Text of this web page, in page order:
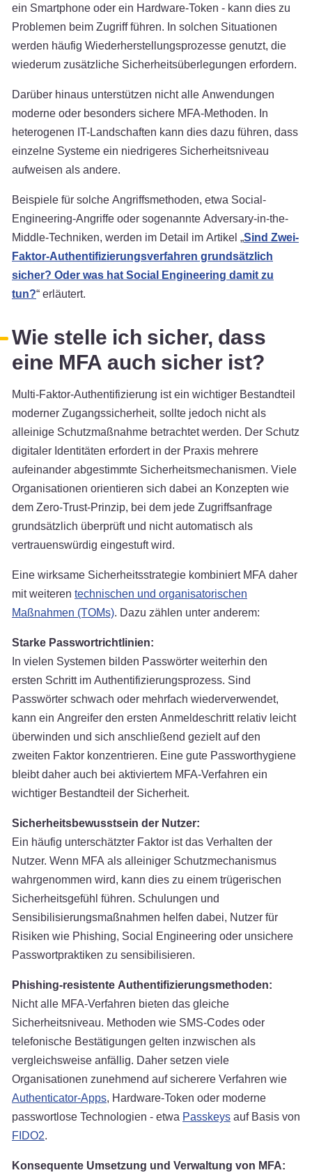
ein Smartphone oder ein Hardware-Token - kann dies zu
Problemen beim Zugriff führen. In solchen Situationen
werden häufig Wiederherstellungsprozesse genutzt, die
wiederum zusätzliche Sicherheitsüberlegungen erfordern.
Darüber hinaus unterstützen nicht alle Anwendungen
moderne oder besonders sichere MFA-Methoden. In
heterogenen IT-Landschaften kann dies dazu führen, dass
einzelne Systeme ein niedrigeres Sicherheitsniveau
aufweisen als andere.
Beispiele für solche Angriffsmethoden, etwa Social-
Engineering-Angriffe oder sogenannte Adversary-in-the-
Middle-Techniken, werden im Detail im Artikel „Sind Zwei-
Faktor-Authentifizierungsverfahren grundsätzlich
sicher? Oder was hat Social Engineering damit zu
tun?“ erläutert.
Wie stelle ich sicher, dass
eine MFA auch sicher ist?
Multi-Faktor-Authentifizierung ist ein wichtiger Bestandteil
moderner Zugangssicherheit, sollte jedoch nicht als
alleinige Schutzmaßnahme betrachtet werden. Der Schutz
digitaler Identitäten erfordert in der Praxis mehrere
aufeinander abgestimmte Sicherheitsmechanismen. Viele
Organisationen orientieren sich dabei an Konzepten wie
dem Zero-Trust-Prinzip, bei dem jede Zugriffsanfrage
grundsätzlich überprüft und nicht automatisch als
vertrauenswürdig eingestuft wird.
Eine wirksame Sicherheitsstrategie kombiniert MFA daher
mit weiteren technischen und organisatorischen
Maßnahmen (TOMs). Dazu zählen unter anderem:
Starke Passwortrichtlinien:
In vielen Systemen bilden Passwörter weiterhin den
ersten Schritt im Authentifizierungsprozess. Sind
Passwörter schwach oder mehrfach wiederverwendet,
kann ein Angreifer den ersten Anmeldeschritt relativ leicht
überwinden und sich anschließend gezielt auf den
zweiten Faktor konzentrieren. Eine gute Passworthygiene
bleibt daher auch bei aktiviertem MFA-Verfahren ein
wichtiger Bestandteil der Sicherheit.
Sicherheitsbewusstsein der Nutzer:
Ein häufig unterschätzter Faktor ist das Verhalten der
Nutzer. Wenn MFA als alleiniger Schutzmechanismus
wahrgenommen wird, kann dies zu einem trügerischen
Sicherheitsgefühl führen. Schulungen und
Sensibilisierungsmaßnahmen helfen dabei, Nutzer für
Risiken wie Phishing, Social Engineering oder unsichere
Passwortpraktiken zu sensibilisieren.
Phishing-resistente Authentifizierungsmethoden:
Nicht alle MFA-Verfahren bieten das gleiche
Sicherheitsniveau. Methoden wie SMS-Codes oder
telefonische Bestätigungen gelten inzwischen als
vergleichsweise anfällig. Daher setzen viele
Organisationen zunehmend auf sicherere Verfahren wie
Authenticator-Apps, Hardware-Token oder moderne
passwortlose Technologien - etwa Passkeysauf Basis von
FIDO2.
Konsequente Umsetzung und Verwaltung von MFA: